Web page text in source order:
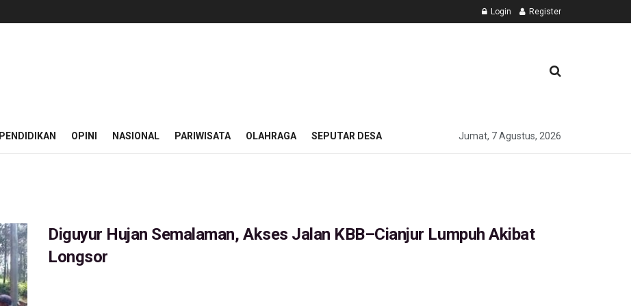
Login Register
PENDIDIKAN OPINI NASIONAL PARIWISATA OLAHRAGA SEPUTAR DESA Jumat, 7 Agustus, 2026
Diguyur Hujan Semalaman, Akses Jalan KBB–Cianjur Lumpuh Akibat
Longsor